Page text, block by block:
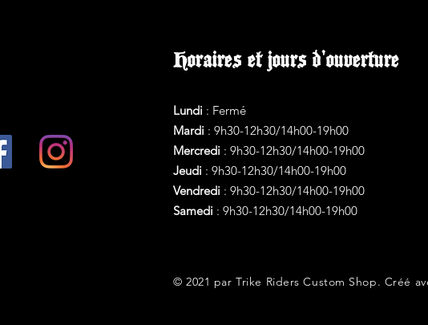
Horaires et jours d'ouverture
Lundi : Fermé
Mardi : 9h30-12h30/14h00-19h00
Mercredi : 9h30-12h30/14h00-19h00
Jeudi : 9h30-12h30/14h00-19h00
Vendredi : 9h30-12h30/14h00-19h00
Samedi : 9h30-12h30/14h00-19h00
© 2021 par Trike Riders Custom Shop. Créé